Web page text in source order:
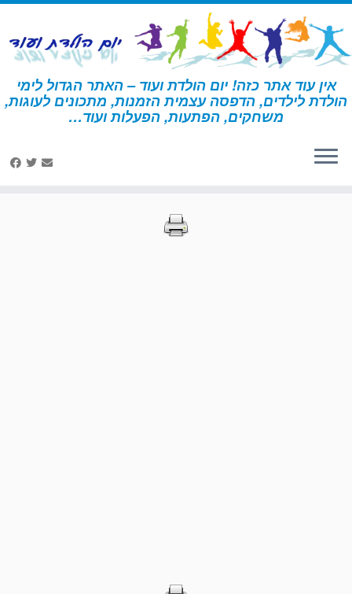
דלג
לתוכן
אין עוד אתר כזה! יום הולדת ועוד – האתר הגדול לימי
הולדת לילדים, הדפסה עצמית הזמנות, מתכונים לעוגות,
משחקים, הפתעות, הפעלות ועוד… דף הבית » הדפסות – בעלי חיים 2 » עמוד 8
הדפסות – בעלי חיים 2